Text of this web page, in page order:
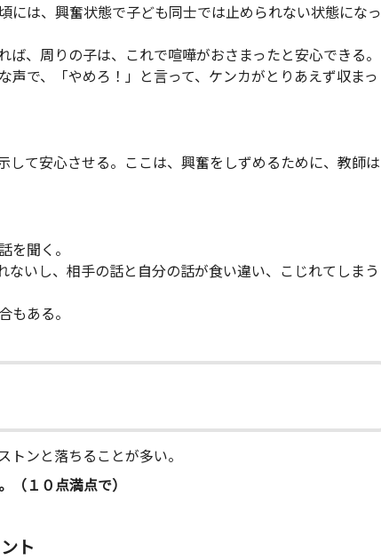
には、興奮状態で子ども同士では止められない状態になっ
、周りの子は、これで喧嘩がおさまったと安心できる。
声で、「やめろ！」と言って、ケンカがとりあえず収まっ
して安心させる。ここは、興奮をしずめるために、教師は
を聞く。
ないし、相手の話と自分の話が食い違い、こじれてしまう
もある。
トンと落ちることが多い。
１０点満点で）
ト